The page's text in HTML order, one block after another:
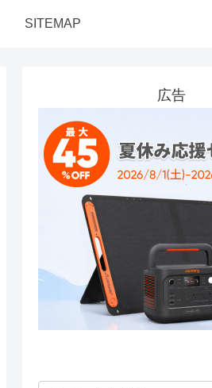
SITEMAP
広告